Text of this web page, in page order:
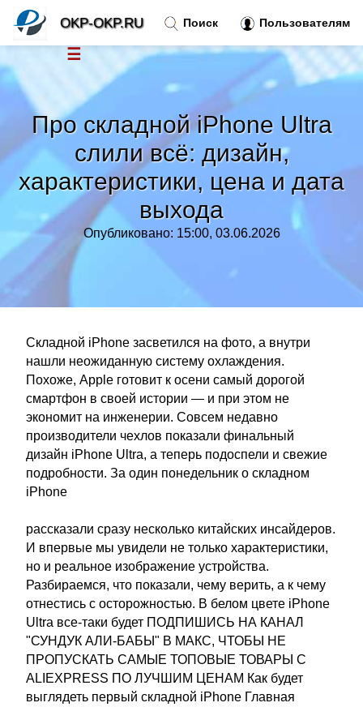
Про складной iPhone Ultra
слили всё: дизайн,
характеристики, цена и дата
выхода
Опубликовано: 15:00, 03.06.2026
Складной iPhone засветился на фото, а внутри
нашли неожиданную систему охлаждения.
Похоже, Apple готовит к осени самый дорогой
смартфон в своей истории — и при этом не
экономит на инженерии. Совсем недавно
производители чехлов показали финальный
дизайн iPhone Ultra, а теперь подоспели и свежие
подробности. За один понедельник о складном
iPhone
рассказали сразу несколько китайских инсайдеров.
И впервые мы увидели не только характеристики,
но и реальное изображение устройства.
Разбираемся, что показали, чему верить, а к чему
отнестись с осторожностью. В белом цвете iPhone
Ultra все-таки будет ПОДПИШИСЬ НА КАНАЛ
"СУНДУК АЛИ-БАБЫ" В МАКС, ЧТОБЫ НЕ
ПРОПУСКАТЬ САМЫЕ ТОПОВЫЕ ТОВАРЫ С
ALIEXPRESS ПО ЛУЧШИМ ЦЕНАМ Как будет
выглядеть первый складной iPhone Главная
Поиск Пользователям
OKP-OKP.RU
☰
Тренды новостей »
Рубрики»
Правила »